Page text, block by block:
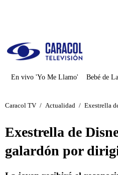
En vivo 'Yo Me Llamo' Bebé de
Caracol TV / Actualidad / Exestrella
Exestrella de
galardón por